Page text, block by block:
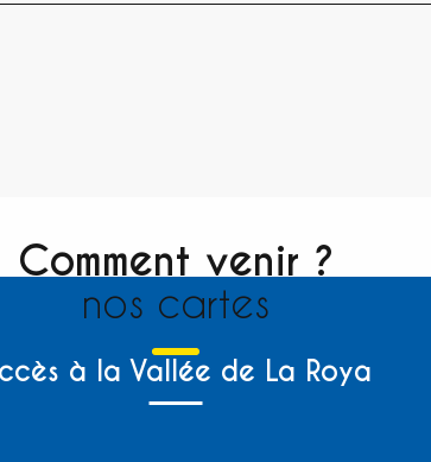
Comment venir ?
nos cartes
à la Vallée de La Roya